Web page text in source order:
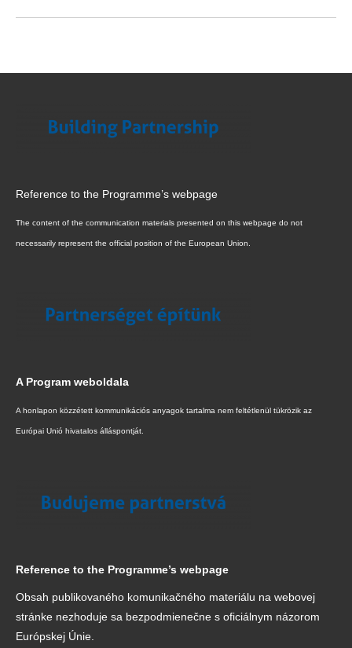
Reference to the Programme’s webpage
The content of the communication materials presented on this webpage do not
necessarily represent the official position of the European Union.
A Program weboldala
A honlapon közzétett kommunikációs anyagok tartalma nem feltétlenül tükrözik az
Európai Unió hivatalos álláspontját.
Reference to the Programme’s webpage
Obsah publikovaného komunikačného materiálu na webovej
stránke nezhoduje sa bezpodmienečne s oficiálnym názorom
Európskej Únie.